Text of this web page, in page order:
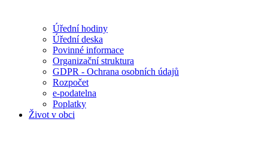
Úřední hodiny
Úřední deska
Povinné informace
Organizační struktura
GDPR - Ochrana osobních údajů
Rozpočet
e-podatelna
Poplatky
Život v obci